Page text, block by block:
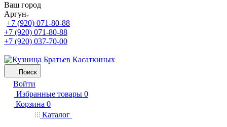
Ваш город
Аргун
+7 (920) 071-80-88
+7 (920) 071-80-88
+7 (920) 037-70-00
Поиск
Войти
Избранные товары 0
Корзина 0
Каталог